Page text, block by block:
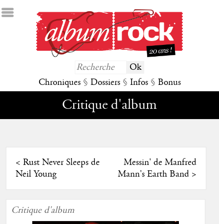
Chroniques § Dossiers § Infos § Bonus
Critique d'album
< Rust Never Sleeps de
Neil Young
Messin' de Manfred
Mann's Earth Band>
Critique d'album